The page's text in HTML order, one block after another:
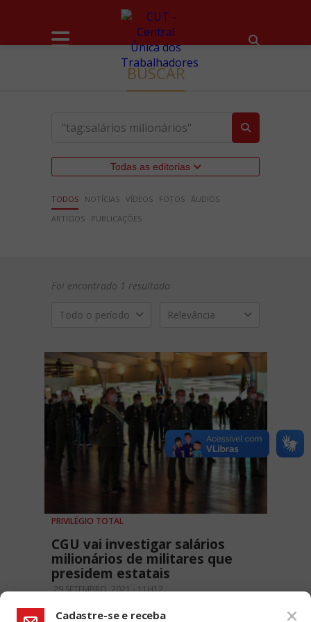
BUSCAR
Todas as editorias
TODOS NOTÍCIAS VÍDEOS FOTOS ÁUDIOS
ARTIGOS
PUBLICAÇÕES
Foi encontrado 1 resultado
Todo o período Relevância
PRIVILÉGIO TOTAL
CGU vai investigar salários
milionários de militares que
presidem estatais
29 SETEMBRO, 2021 - 11H12
Cadastre-se e receba